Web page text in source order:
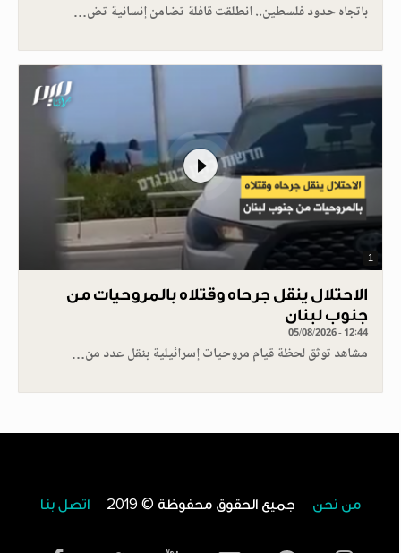
باتجاه حدود فلسطين.. انطلقت قافلة تضامن إنسانية تض…
1
الاحتلال ينقل جرحاه وقتلاه بالمروحيات من
جنوب لبنان
05/08/2026 - 12:44
مشاهد توثق لحظة قيام مروحيات إسرائيلية بنقل عدد من…
من نحن جميع الحقوق محفوظة © 2019 اتصل بنا